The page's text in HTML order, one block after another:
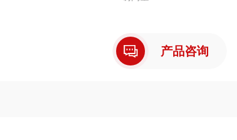
产品咨询